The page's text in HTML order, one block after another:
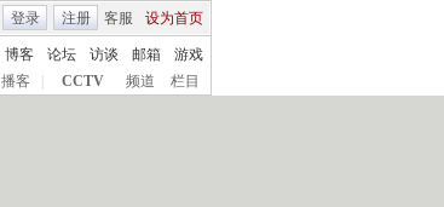
客服 设为首页
登录 注册
博客 论坛 访谈 邮箱
游戏
播客 CCTV 频道 栏目